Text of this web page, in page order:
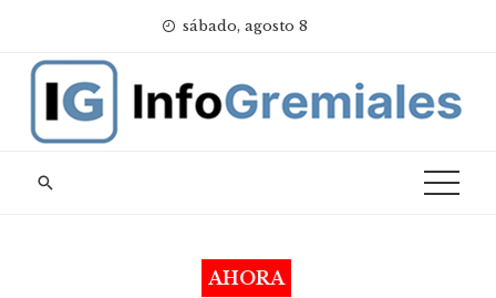
content
sábado, agosto 8
AHORA